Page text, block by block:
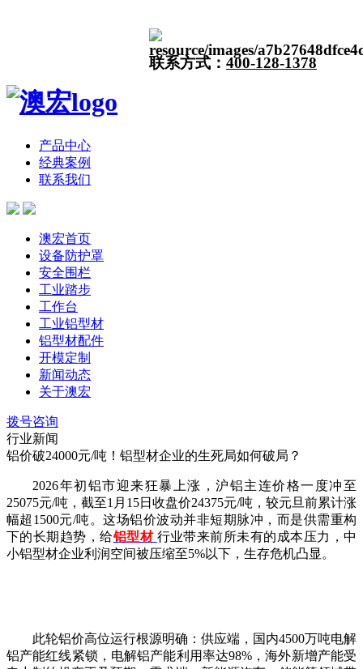
联系方式： 400-128-1378
产品中心
经典案例
联系我们
澳宏首页
设备防护罩
安全围栏
工业踏步
工作台
工业铝型材
铝型材配件
开模定制
新闻动态
关于澳宏
拨号咨询
行业新闻
铝价破24000元/吨！铝型材企业的生死局如何破局？
2026年初铝市迎来狂暴上涨，沪铝主连价格一度冲至
25075元/吨，截至1月15日收盘价24375元/吨，较元旦前累计涨
幅超1500元/吨。这场铝价波动并非短期脉冲，而是供需重构
下的长期趋势，给铝型材 行业带来前所未有的成本压力，中
小铝型材企业利润空间被压缩至5%以下，生存危机凸显。
此轮铝价高位运行根源明确：供应端，国内4500万吨电解
铝产能红线紧锁，电解铝产能利用率达98%，海外新增产能受